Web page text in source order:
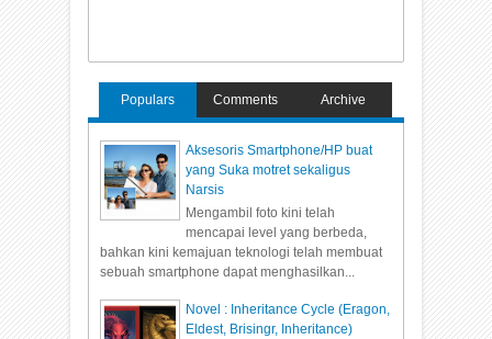
Populars Comments Archive
Aksesoris Smartphone/HP buat
yang Suka motret sekaligus
Narsis
Mengambil foto kini telah
mencapai level yang berbeda,
bahkan kini kemajuan teknologi telah membuat
sebuah smartphone dapat menghasilkan...
Novel : Inheritance Cycle (Eragon,
Eldest, Brisingr, Inheritance)